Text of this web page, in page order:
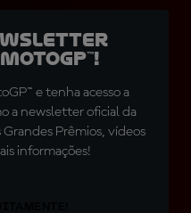
e tenha acesso a
a newsletter oficial da
Prêmios, vídeos
informações!